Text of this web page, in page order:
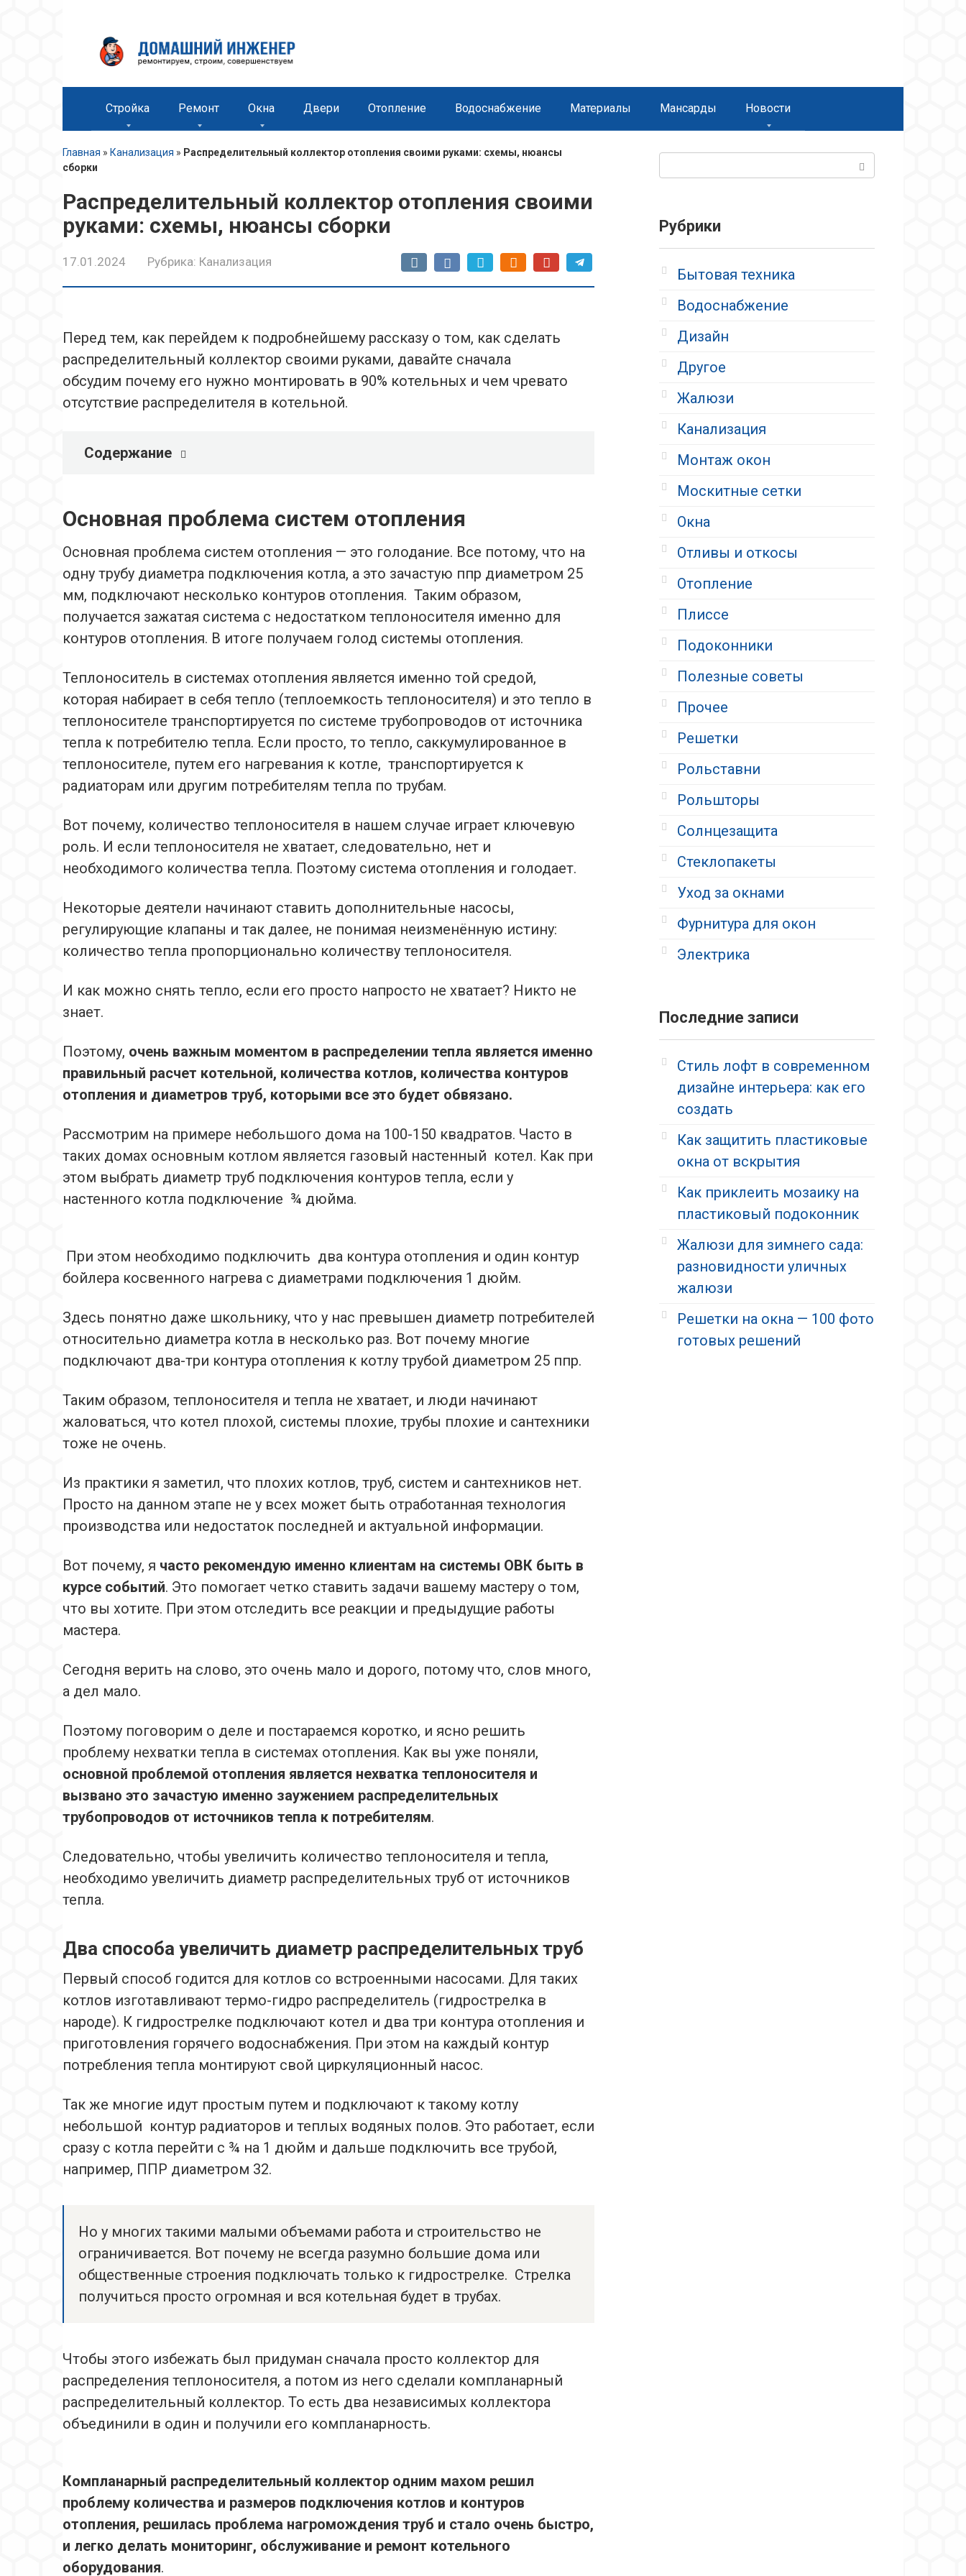
Стройка Ремонт Окна Двери Отопление Водоснабжение Материалы Мансарды Новости
Главная » Канализация » Распределительный коллектор отопления своими руками: схемы, нюансы
сборки
Распределительный коллектор отопления своими
руками: схемы, нюансы сборки
17.01.2024 Рубрика: Канализация
Перед тем, как перейдем к подробнейшему рассказу о том, как сделать
распределительный коллектор своими руками, давайте сначала
обсудим почему его нужно монтировать в 90% котельных и чем чревато
отсутствие распределителя в котельной.
Содержание
Основная проблема систем отопления
Основная проблема систем отопления — это голодание. Все потому, что на
одну трубу диаметра подключения котла, а это зачастую ппр диаметром 25
мм, подключают несколько контуров отопления. Таким образом,
получается зажатая система с недостатком теплоносителя именно для
контуров отопления. В итоге получаем голод системы отопления.
Теплоноситель в системах отопления является именно той средой,
которая набирает в себя тепло (теплоемкость теплоносителя) и это тепло в
теплоносителе транспортируется по системе трубопроводов от источника
тепла к потребителю тепла. Если просто, то тепло, саккумулированное в
теплоносителе, путем его нагревания к котле, транспортируется к
радиаторам или другим потребителям тепла по трубам.
Вот почему, количество теплоносителя в нашем случае играет ключевую
роль. И если теплоносителя не хватает, следовательно, нет и
необходимого количества тепла. Поэтому система отопления и голодает.
Некоторые деятели начинают ставить дополнительные насосы,
регулирующие клапаны и так далее, не понимая неизменённую истину:
количество тепла пропорционально количеству теплоносителя.
И как можно снять тепло, если его просто напросто не хватает? Никто не
знает.
Поэтому, очень важным моментом в распределении тепла является именно
правильный расчет котельной, количества котлов, количества контуров
отопления и диаметров труб, которыми все это будет обвязано.
Рассмотрим на примере небольшого дома на 100-150 квадратов. Часто в
таких домах основным котлом является газовый настенный котел. Как при
этом выбрать диаметр труб подключения контуров тепла, если у
настенного котла подключение ¾ дюйма.
При этом необходимо подключить два контура отопления и один контур
бойлера косвенного нагрева с диаметрами подключения 1 дюйм.
Здесь понятно даже школьнику, что у нас превышен диаметр потребителей
относительно диаметра котла в несколько раз. Вот почему многие
подключают два-три контура отопления к котлу трубой диаметром 25 ппр.
Таким образом, теплоносителя и тепла не хватает, и люди начинают
жаловаться, что котел плохой, системы плохие, трубы плохие и сантехники
тоже не очень.
Из практики я заметил, что плохих котлов, труб, систем и сантехников нет.
Просто на данном этапе не у всех может быть отработанная технология
производства или недостаток последней и актуальной информации.
Вот почему, я часто рекомендую именно клиентам на системы ОВК быть в
курсе событий. Это помогает четко ставить задачи вашему мастеру о том,
что вы хотите. При этом отследить все реакции и предыдущие работы
мастера.
Сегодня верить на слово, это очень мало и дорого, потому что, слов много,
а дел мало.
Поэтому поговорим о деле и постараемся коротко, и ясно решить
проблему нехватки тепла в системах отопления. Как вы уже поняли,
основной проблемой отопления является нехватка теплоносителя и
вызвано это зачастую именно заужением распределительных
трубопроводов от источников тепла к потребителям.
Следовательно, чтобы увеличить количество теплоносителя и тепла,
необходимо увеличить диаметр распределительных труб от источников
тепла.
Два способа увеличить диаметр распределительных труб
Первый способ годится для котлов со встроенными насосами. Для таких
котлов изготавливают термо-гидро распределитель (гидрострелка в
народе). К гидрострелке подключают котел и два три контура отопления и
приготовления горячего водоснабжения. При этом на каждый контур
потребления тепла монтируют свой циркуляционный насос.
Так же многие идут простым путем и подключают к такому котлу
небольшой контур радиаторов и теплых водяных полов. Это работает, если
сразу с котла перейти с ¾ на 1 дюйм и дальше подключить все трубой,
например, ППР диаметром 32.
Но у многих такими малыми объемами работа и строительство не
ограничивается. Вот почему не всегда разумно большие дома или
общественные строения подключать только к гидрострелке. Стрелка
получиться просто огромная и вся котельная будет в трубах.
Чтобы этого избежать был придуман сначала просто коллектор для
распределения теплоносителя, а потом из него сделали компланарный
распределительный коллектор. То есть два независимых коллектора
объединили в один и получили его компланарность.
Компланарный распределительный коллектор одним махом решил
проблему количества и размеров подключения котлов и контуров
отопления, решилась проблема нагромождения труб и стало очень быстро,
и легко делать мониторинг, обслуживание и ремонт котельного
оборудования.
Рубрики
Бытовая техника
Водоснабжение
Дизайн
Другое
Жалюзи
Канализация
Монтаж окон
Москитные сетки
Окна
Отливы и откосы
Отопление
Плиссе
Подоконники
Полезные советы
Прочее
Решетки
Рольставни
Рольшторы
Солнцезащита
Стеклопакеты
Уход за окнами
Фурнитура для окон
Электрика
Последние записи
Стиль лофт в современном
дизайне интерьера: как его
создать
Как защитить пластиковые
окна от вскрытия
Как приклеить мозаику на
пластиковый подоконник
Жалюзи для зимнего сада:
разновидности уличных
жалюзи
Решетки на окна — 100 фото
готовых решений